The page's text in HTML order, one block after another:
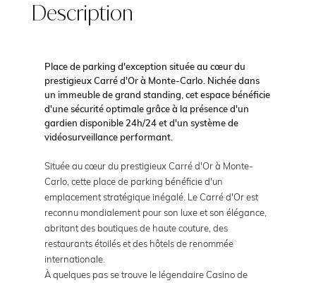
Description
Place de parking d'exception située au cœur du
prestigieux Carré d'Or à Monte-Carlo. Nichée dans
un immeuble de grand standing, cet espace bénéficie
d'une sécurité optimale grâce à la présence d'un
gardien disponible 24h/24 et d'un système de
vidéosurveillance performant.
Située au cœur du prestigieux Carré d'Or à Monte-
Carlo, cette place de parking bénéficie d'un
emplacement stratégique inégalé. Le Carré d'Or est
reconnu mondialement pour son luxe et son élégance,
abritant des boutiques de haute couture, des
restaurants étoilés et des hôtels de renommée
internationale.
À quelques pas se trouve le légendaire Casino de